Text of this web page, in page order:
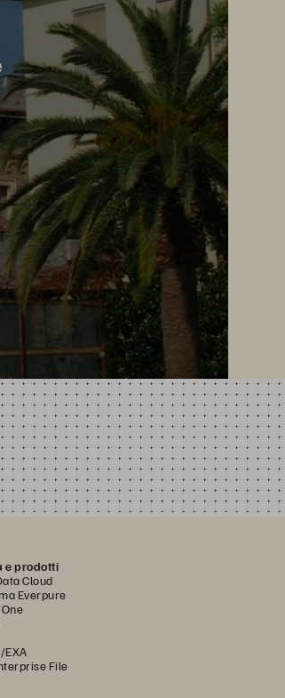
e prodotti
Cloud
Everpure
EXA
File